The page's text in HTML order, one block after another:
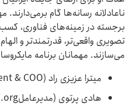
ناعادلانه رسانه‌ها گام برمی‌دارند.
برجسته در زمینه‌های فناوری،
تصویری واقعی‌تر، قدرتمندتر و
می‌سازند. مهمانان برنامه‌
میترا عزیزی راد (Microsoft, President & COO)
هادی پرتوی (مدیرعاملCode.org )